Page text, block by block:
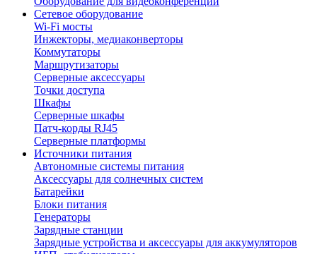
Сетевое оборудование
Wi-Fi мосты
Инжекторы, медиаконверторы
Коммутаторы
Маршрутизаторы
Серверные аксессуары
Точки доступа
Шкафы
Серверные шкафы
Патч-корды RJ45
Серверные платформы
Источники питания
Автономные системы питания
Аксессуары для солнечных систем
Батарейки
Блоки питания
Генераторы
Зарядные станции
Зарядные устройства и аксессуары для аккумуляторов